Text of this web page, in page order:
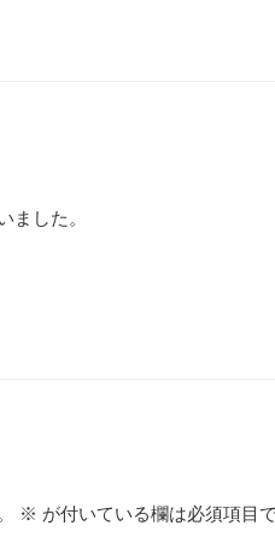
ました。
※ が付いている欄は必須項目